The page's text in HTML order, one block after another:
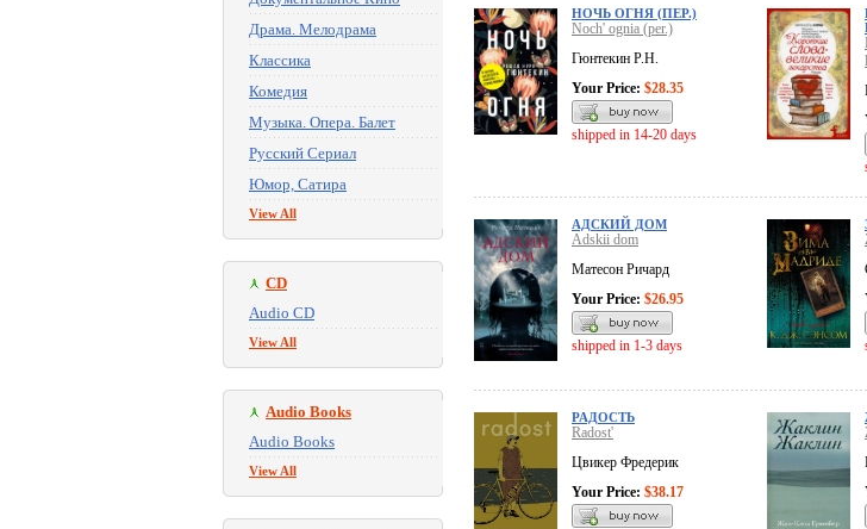
Драма. Мелодрама
Классика
Комедия
Музыка. Опера. Балет
Русский Сериал
Юмор, Сатира
View All
CD
Audio CD
View All
Audio Books
Audio Books
View All
НОЧЬ ОГНЯ (ПЕР.)
Noch' ognia (per.)
Гюнтекин Р.Н.
Your Price: $28.35
shipped in 14-20 days
АДСКИЙ ДОМ
Adskii dom
Матесон Ричард
Your Price: $26.95
shipped in 1-3 days
РАДОСТЬ
Radost'
Цвикер Фредерик
Your Price: $38.17